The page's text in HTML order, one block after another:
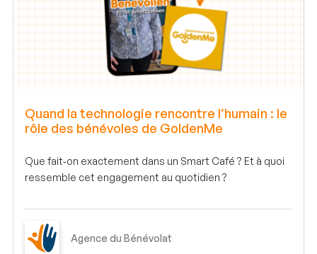
Quand la technologie rencontre l’humain : le
rôle des bénévoles de GoldenMe
Que fait‑on exactement dans un Smart Café ? Et à quoi
ressemble cet engagement au quotidien ?
Agence du Bénévolat